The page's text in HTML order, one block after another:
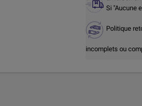
Si "Aucune
Politique
incomplets ou